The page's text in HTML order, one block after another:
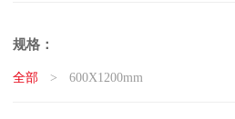
精工大理石
3D微雕 臻白超平
规格：
全部 600X1200mm